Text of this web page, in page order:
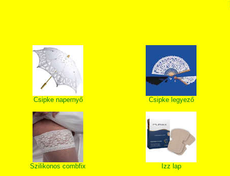
Csipke napernyő Csipke legyező
Szilikonos combfix Izz lap